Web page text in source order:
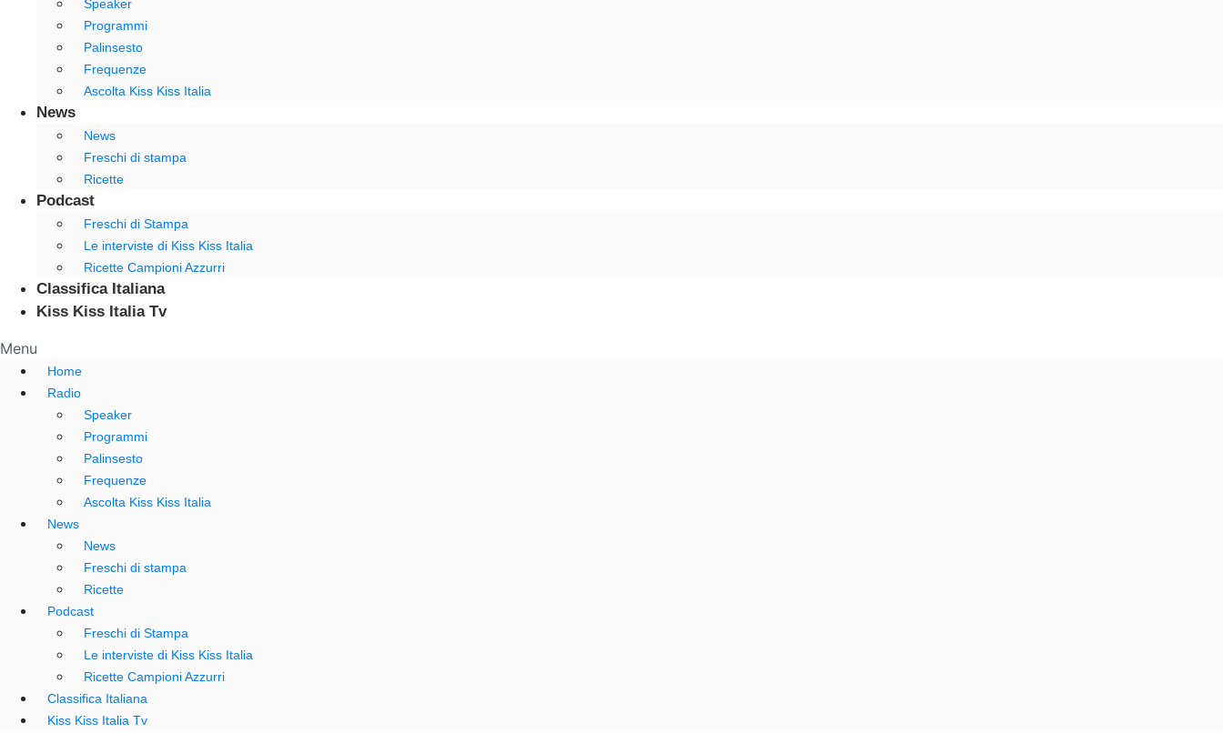
Speaker
Programmi
Palinsesto
Frequenze
Ascolta Kiss Kiss Italia
News
News
Freschi di stampa
Ricette
Podcast
Freschi di Stampa
Le interviste di Kiss Kiss Italia
Ricette Campioni Azzurri
Classifica Italiana
Kiss Kiss Italia Tv
Menu
Home
Radio
Speaker
Programmi
Palinsesto
Frequenze
Ascolta Kiss Kiss Italia
News
News
Freschi di stampa
Ricette
Podcast
Freschi di Stampa
Le interviste di Kiss Kiss Italia
Ricette Campioni Azzurri
Classifica Italiana
Kiss Kiss Italia Tv